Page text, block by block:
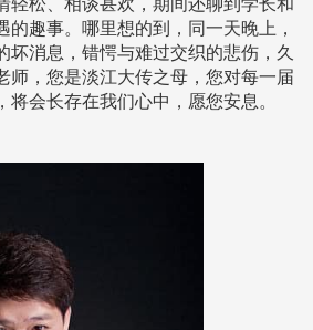
的趣事。哪里想的到，同一天晚上，
坏消息，错愕与难过交织的悲伤，久
师，您是淡江大传之母，您对每一届
会长存在我们心中，愿您安息。